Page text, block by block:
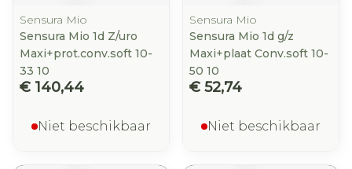
Sensura Mio
Sensura Mio 1d Z/uro
Maxi+prot.conv.soft 10-
33 10
€ 140,44
Niet beschikbaar
Sensura Mio
Sensura Mio 1d g/z
Maxi+plaat Conv.soft 10-
50 10
€ 52,74
Niet beschikbaar